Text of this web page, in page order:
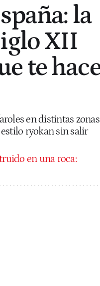
la
XII
te
en distintas zonas
ryokan sin salir
en una roca: